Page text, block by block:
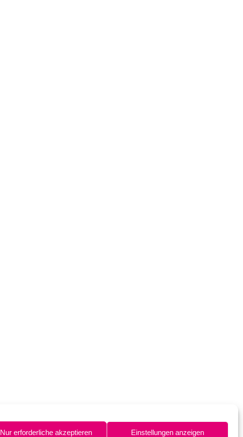
Nur erforderliche akzeptieren Einstellungen anzeigen